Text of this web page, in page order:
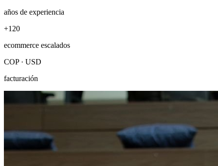
años de experiencia
+120
ecommerce escalados
COP · USD
facturación